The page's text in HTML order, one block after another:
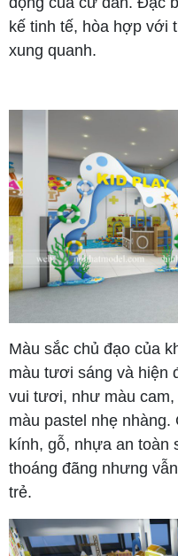
kế tinh tế, hòa hợp với
xung quanh.
Màu sắc chủ đạo của
màu tươi sáng và hiện
vui tươi, như màu cam,
màu pastel nhẹ
kính, gỗ, nhựa an toàn
thoáng đãng nhưng
trẻ.